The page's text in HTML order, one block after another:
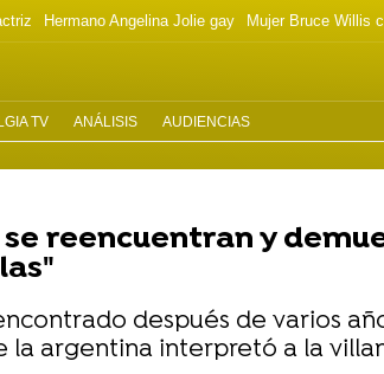
Hermano Angelina Jolie gay Mujer Bruce Willis
TV ANÁLISIS AUDIENCIAS
reencuentran y
después de varios
argentina interpretó a la